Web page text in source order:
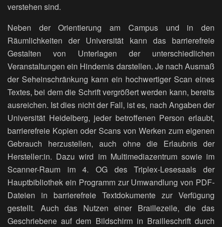
verstehen sind.
Neben der Orientierung am Campus und in den
Räumlichkeiten der Universität kann das barrierefreie
Gestalten von Unterlagen der unterschiedlichen
Veranstaltungen ein Hindernis darstellen. Je nach Ausmaß
der Seheinschränkung kann ein hochwertiger Scan eines
Textes, bei dem die Schrift vergrößert werden kann, bereits
ausreichen. Ist dies nicht der Fall, ist es, nach Angaben der
Universität Heidelberg, jeder betroffenen Person erlaubt,
barrierefreie Kopien oder Scans von Werken zum eigenen
Gebrauch herzustellen, auch ohne die Erlaubnis der
Hersteller:in. Dazu wird im Multimediazentrum sowie im
Scanner-Raum im 4. OG des Triplex-Lesesaals der
Hauptbibliothek ein Programm zur Umwandlung von PDF-
Dateien in barrierefreie Textdokumente zur Verfügung
gestellt. Auch das Nutzen einer Braillezeile, die das
Geschriebene auf dem Bildschirm in Brailleschrift durch